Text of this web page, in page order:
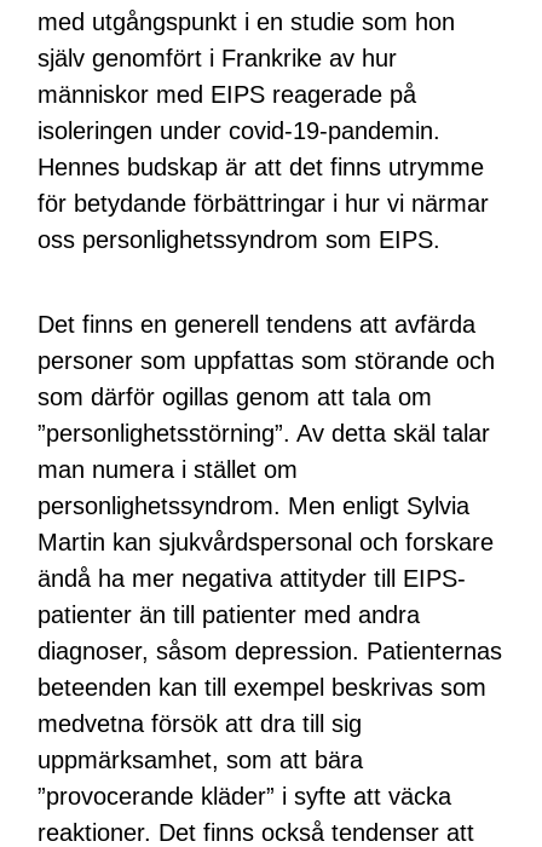
med utgångspunkt i en studie som hon
själv genomfört i Frankrike av hur
människor med EIPS reagerade på
isoleringen under covid-19-pandemin.
Hennes budskap är att det finns utrymme
för betydande förbättringar i hur vi närmar
oss personlighetssyndrom som EIPS.
Det finns en generell tendens att avfärda
personer som uppfattas som störande och
som därför ogillas genom att tala om
”personlighetsstörning”. Av detta skäl talar
man numera i stället om
personlighetssyndrom. Men enligt Sylvia
Martin kan sjukvårdspersonal och forskare
ändå ha mer negativa attityder till EIPS-
patienter än till patienter med andra
diagnoser, såsom depression. Patienternas
beteenden kan till exempel beskrivas som
medvetna försök att dra till sig
uppmärksamhet, som att bära
”provocerande kläder” i syfte att väcka
reaktioner. Det finns också tendenser att